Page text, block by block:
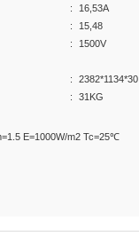
:
16,53A
:
15,48
:
1500V
:
2382*1134*30
: 31KG
E=1000W/m2 Tc=25℃